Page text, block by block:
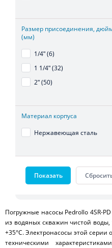
Размер присоединения,
(мм)
1/4ʺ (6)
1 1/4ʺ (32)
2ʺ (50)
Материал корпуса
Нержавеющая сталь
Показать
Погружные насосы Pedrollo 4SR-
из водяных скважин чистой
+35°C. Электронасосы этой
техническими